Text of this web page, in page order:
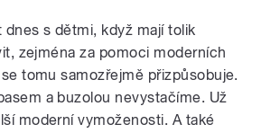
dnes s dětmi, když mají tolik
zejména za pomoci moderních
tomu samozřejmě přizpůsobuje.
a buzolou nevystačíme. Už
moderní vymoženosti. A také